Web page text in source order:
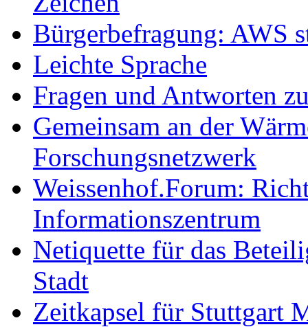
Bürgerbefragung: AWS
Leichte Sprache
Fragen und Antworten
Gemeinsam an der
Forschungsnetzwerk
Weissenhof.Forum:
Informationszentrum
Netiquette für das
Stadt
Zeitkapsel für Stuttgart